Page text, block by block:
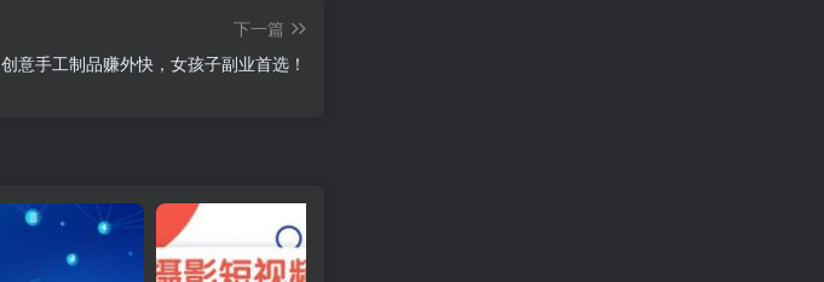
下一篇
创意手工制品赚外快，女孩子副业首选！